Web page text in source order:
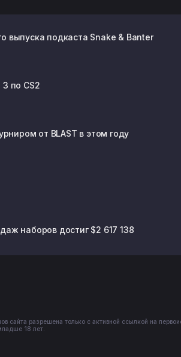
выпуска подкаста Snake & Banter
по CS2
от BLAST в этом году
наборов достиг $2 617 138
сайта разрешена только с активной ссылкой на
18 лет.